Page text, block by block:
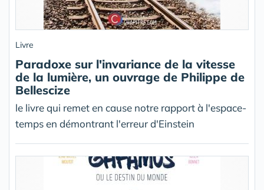
Livre
Paradoxe sur l'invariance de la vitesse
de la lumière, un ouvrage de Philippe de
Bellescize
le livre qui remet en cause notre rapport à l'espace-
temps en démontrant l'erreur d'Einstein